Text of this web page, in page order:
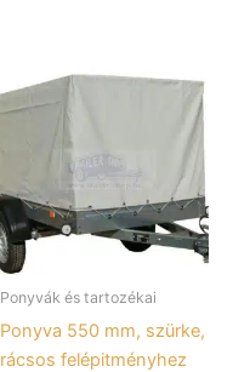
Ponyvák és tartozékai
Ponyva 550 mm, szürke,
rácsos felépitményhez